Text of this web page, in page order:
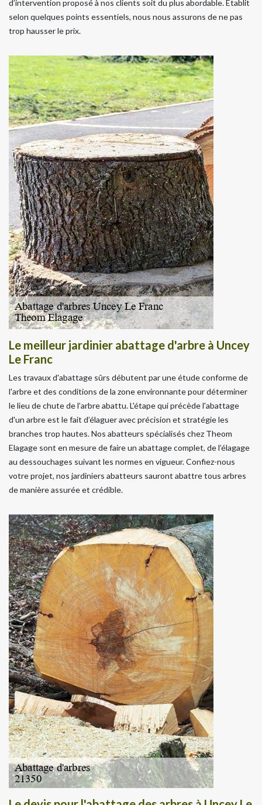
d’intervention proposé à nos clients soit du plus abordable. Etablit
selon quelques points essentiels, nous nous assurons de ne pas
trop hausser le prix.
Le meilleur jardinier abattage d'arbre à Uncey
Le Franc
Les travaux d'abattage sûrs débutent par une étude conforme de
l'arbre et des conditions de la zone environnante pour déterminer
le lieu de chute de l’arbre abattu. L'étape qui précède l'abattage
d'un arbre est le fait d’élaguer avec précision et stratégie les
branches trop hautes. Nos abatteurs spécialisés chez Theom
Elagage sont en mesure de faire un abattage complet, de l’élagage
au dessouchages suivant les normes en vigueur. Confiez-nous
votre projet, nos jardiniers abatteurs sauront abattre tous arbres
de manière assurée et crédible.